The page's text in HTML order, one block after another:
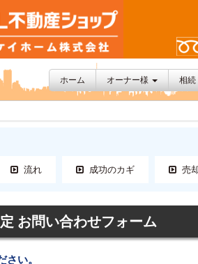
ホーム オーナー様 相続
流れ 成功のカギ 売
お問い合わせフォーム
い。